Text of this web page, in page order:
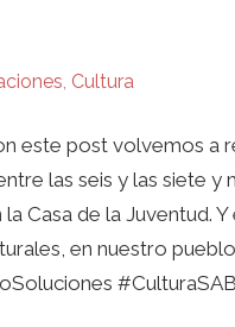
, Cultura
este post volvemos a
las seis y las siete y
Casa de la Juventud.
en nuestro
#CulturaSAB